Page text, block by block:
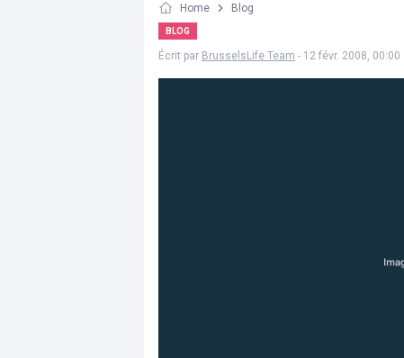
Home Blog
BLOG
Écrit par BrusselsLife Team - 12 févr. 2008, 00:00